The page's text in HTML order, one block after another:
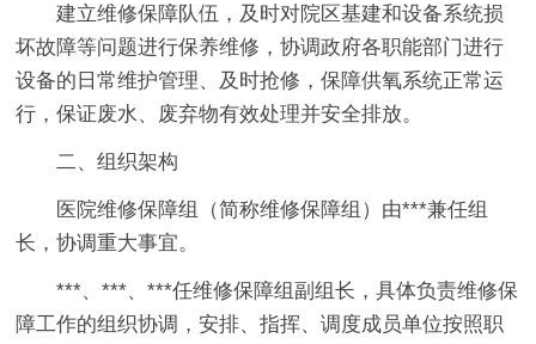
建立维修保障队伍，及时对院区基建和设备系统损
坏故障等问题进行保养维修，协调政府各职能部门进行
设备的日常维护管理、及时抢修，保障供氧系统正常运
行，保证废水、废弃物有效处理并安全排放。
二、组织架构
医院维修保障组（简称维修保障组）由***兼任组
长，协调重大事宜。
***、***、***任维修保障组副组长，具体负责维修保
障工作的组织协调，安排、指挥、调度成员单位按照职